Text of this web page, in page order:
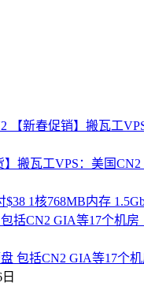
【新春促销】搬瓦工
】搬瓦工VPS：美国
1核768MB内存